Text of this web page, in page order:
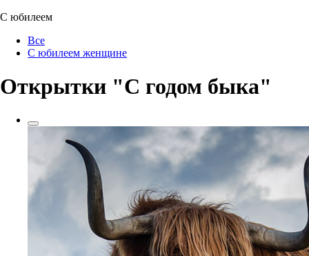
С юбилеем
Все
С юбилеем женщине
Открытки "С годом быка"